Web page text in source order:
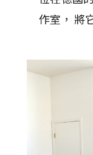
作室， 將